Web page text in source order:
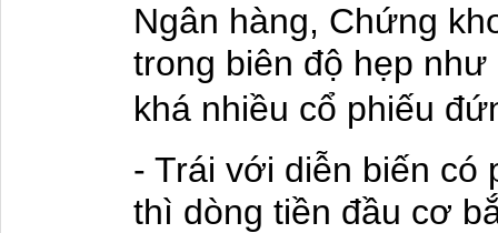
Ngân hàng, Chứng
trong biên độ hẹp như
khá nhiều cổ phiếu
- Trái với diễn biến có
thì dòng tiền đầu cơ